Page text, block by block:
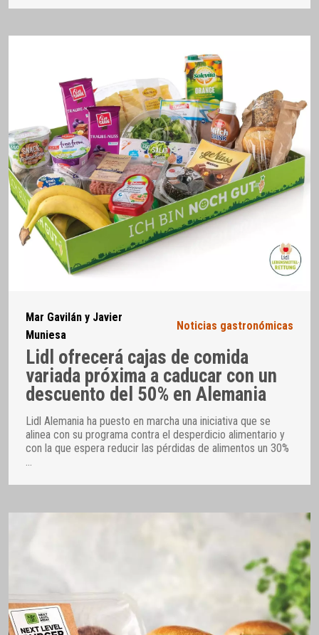
Mar Gavilán y Javier
Muniesa
Noticias gastronómicas
Lidl ofrecerá cajas de comida
variada próxima a caducar con un
descuento del 50% en Alemania
Lidl Alemania ha puesto en marcha una iniciativa que se
alinea con su programa contra el desperdicio alimentario y
con la que espera reducir las pérdidas de alimentos un 30%